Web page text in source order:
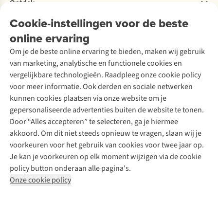
Cookie-instellingen voor de beste
online ervaring
Om je de beste online ervaring te bieden, maken wij gebruik
van marketing, analytische en functionele cookies en
vergelijkbare technologieën. Raadpleeg onze cookie policy
voor meer informatie. Ook derden en sociale netwerken
kunnen cookies plaatsen via onze website om je
gepersonaliseerde advertenties buiten de website te tonen.
Door “Alles accepteren” te selecteren, ga je hiermee
akkoord. Om dit niet steeds opnieuw te vragen, slaan wij je
voorkeuren voor het gebruik van cookies voor twee jaar op.
Je kan je voorkeuren op elk moment wijzigen via de cookie
policy button onderaan alle pagina's.
Onze cookie policy
Garantie
Contact
Over Ayacucho
Onze winkels
Over A.S.Adventure
Toegankelijkheidsverklaring
Ski-onderhoud
Wasservice
Schoenonderhoud
Schoenherstelling
Kledingherstelling
Retouches
Voor bedrijven
Ontdek
A.S.Magazine
Podcast
Explore Academy
Explore Camp
Gear Check
Inspiratie & advies
Meld je aan voor de nieuwsbrief
Follow us
Disclaimer Privacy Policy
Algemene voorwaarden
Cookie Policy